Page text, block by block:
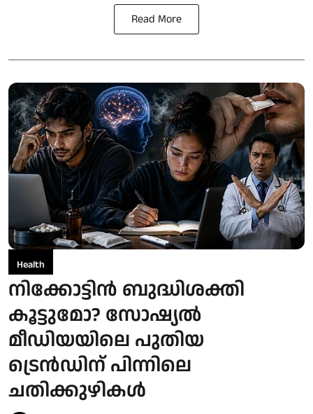
Read More
Health
നിക്കോട്ടിൻ ബുദ്ധിശക്തി
കൂട്ടുമോ? സോഷ്യൽ
മീഡിയയിലെ പുതിയ
ട്രെൻഡിന് പിന്നിലെ
ചതിക്കുഴികൾ